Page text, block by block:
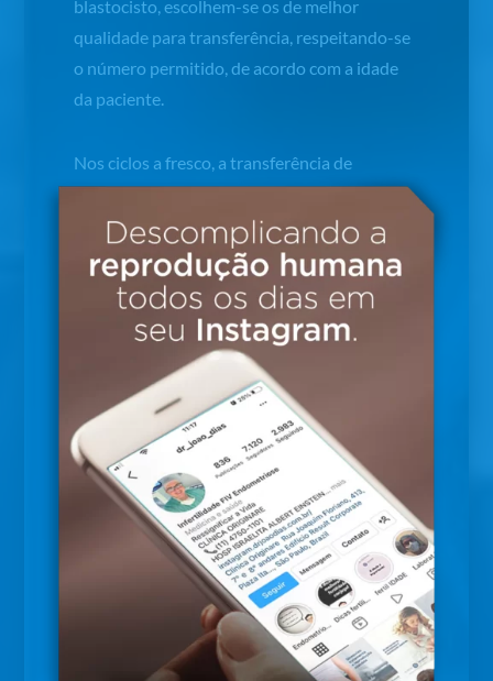
blastocisto, escolhem-se os de melhor
qualidade para transferência, respeitando-se
o número permitido, de acordo com a idade
da paciente.
Nos ciclos a fresco, a transferência de
blastocisto é realizada após 5 dias da
aspiração folicular. Em casos de biópsia dos
embriões, pode ser realizada após 6 dias.
Quando os embriões são congelados, é
necessário um preparo do endométrio.
Inicia-se o uso de estrogênio (por exemplo
Primogyna ou Oestrogel) entre o primeiro e o
terceiro dia do ciclo em que fará o preparo.
Após 10 dias de uso, realiza-se um ultrassom
com o objetivo de avaliar o endométrio.
Consideramos um endométrio adequado
quando ele apresenta espessura de pelo
menos 7 mm e aspecto trilaminar (forma-se
imagem de 3 linhas).